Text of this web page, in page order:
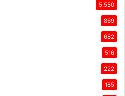
5,550
869
682
516
222
185